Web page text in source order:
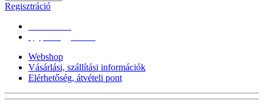
Regisztráció
Webshop
Vásárlási, szállítási információk
Elérhetőség, átvételi pont